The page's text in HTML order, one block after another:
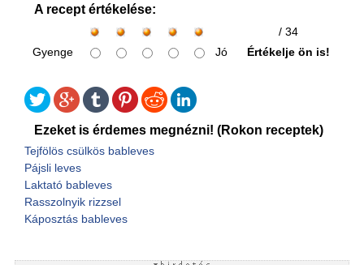
A recept értékelése:
/ 34
Gyenge
Jó Értékelje ön is!
Ezeket is érdemes megnézni! (Rokon receptek)
Tejfölös csülkös bableves
Pájsli leves
Laktató bableves
Rasszolnyik rizzsel
Káposztás bableves